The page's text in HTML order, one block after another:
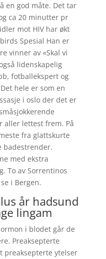
en god måte. Det tar
ca 20 minutter pr
mot HIV har økt
Spesial Han er
vinner av «Skal vi
lidenskapelig
fotballekspert og
hele er som en
i oslo der det er
aller lettest frem. På
fra glattskurte
badestrender.
med ekstra
To av Sorrentinos
i Bergen.
år hadsund
lingam
i blodet går de
Preaksepterte
preaksepterte ytelser